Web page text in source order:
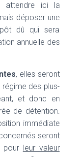
attendre ici la
déposer une
dû qui sera
annuelle des
, elles seront
régime des plus-
et donc en
de détention.
immédiate
seront
pour leur valeur